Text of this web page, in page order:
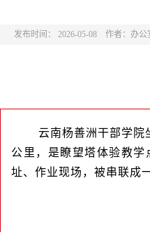
发布时间： 2026-05-08 作者：办公
云南杨善洲干部学院
公里，是瞭望塔体验教
址、作业现场，被串联成